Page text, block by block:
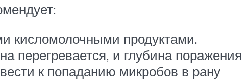
кисломолочными продуктами.
перегревается, и глубина поражения
к попаданию микробов в рану